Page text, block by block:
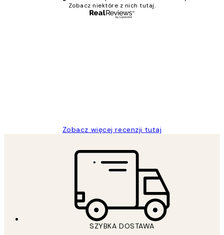
Zobacz niektóre z nich tutaj.
Zobacz więcej recenzji tutaj
SZYBKA DOSTAWA